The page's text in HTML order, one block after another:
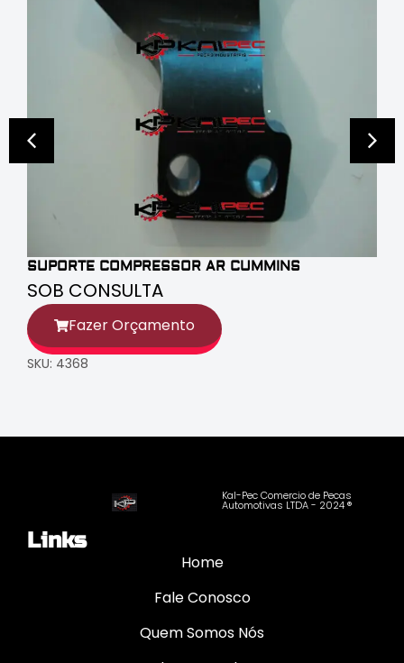
SUPORTE COMPRESSOR AR CUMMINS
SOB CONSULTA
Fazer Orçamento
SKU: 4368
Kal-Pec Comercio de Pecas
Automotivas LTDA - 2024 ®
Links
Home
Fale Conosco
Quem Somos Nós